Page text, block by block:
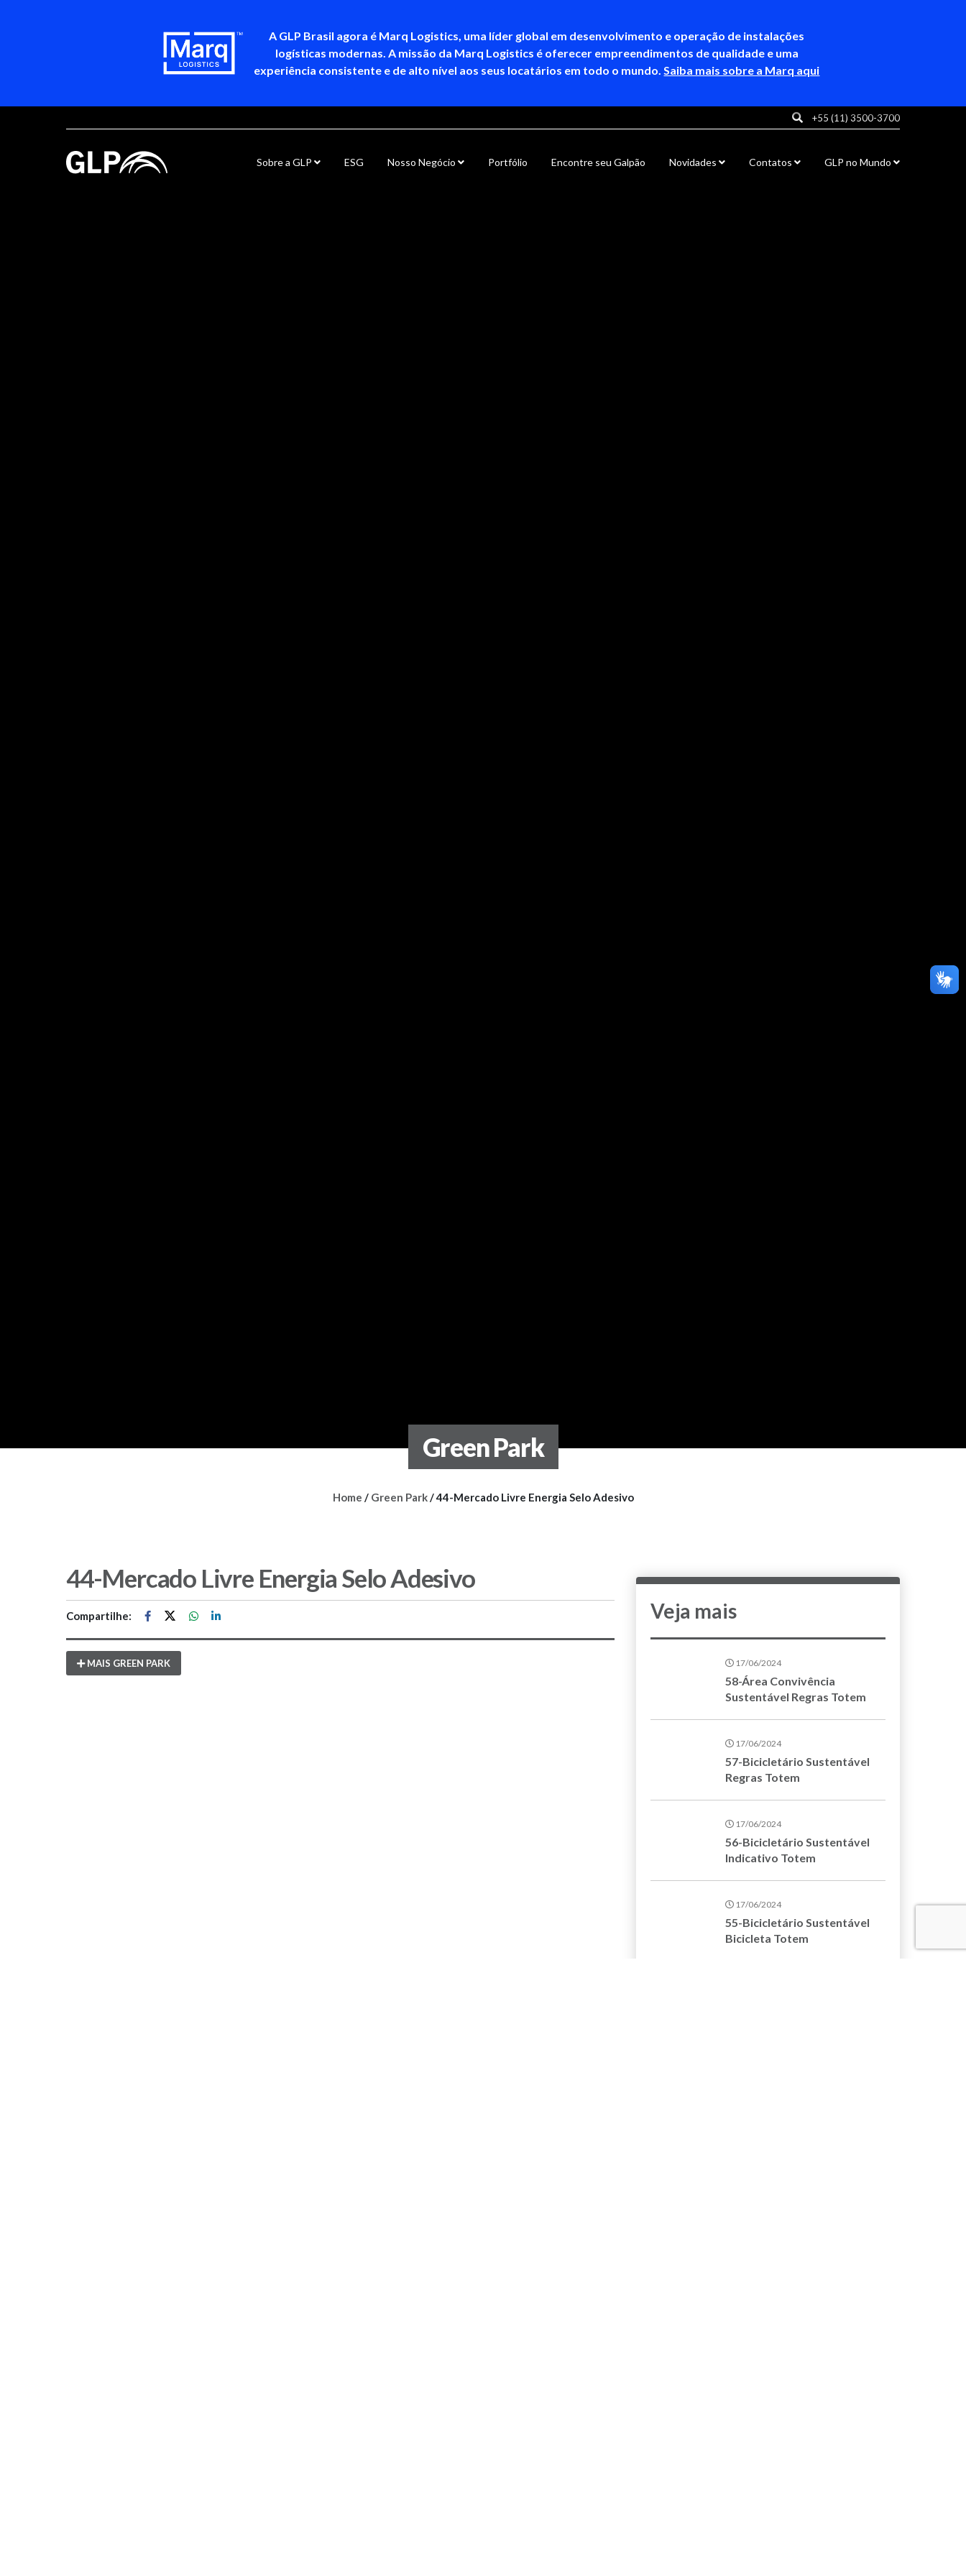
A GLP Brasil agora é Marq Logistics, uma líder global em desenvolvimento e operação de instalações
logísticas modernas. A missão da Marq Logistics é oferecer empreendimentos de qualidade e uma
experiência consistente e de alto nível aos seus locatários em todo o mundo. Saiba mais sobre a Marq aqui
+55 (11) 3500-3700
Sobre a GLP ESG Nosso Negócio Portfólio Encontre seu Galpão Novidades Contatos GLP no Mundo
Green Park
Home / Green Park/44-Mercado Livre Energia Selo Adesivo
44-Mercado Livre Energia Selo Adesivo
Compartilhe:
MAIS GREEN PARK
Veja mais
17/06/2024
58-Área Convivência
Sustentável Regras Totem
17/06/2024
57-Bicicletário Sustentável
Regras Totem
17/06/2024
56-Bicicletário Sustentável
Indicativo Totem
17/06/2024
55-Bicicletário Sustentável
Bicicleta Totem